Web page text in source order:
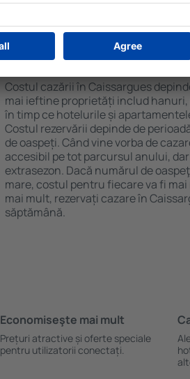
Cât costă cazarea în
Costul cazării în Caissargues
mai ieftine proprietăți includ hanuri,
în timp ce hotelurile și
Costul rezervării depinde de
de oaspeți. Când vine vorba de
accesibil pe tot parcursul anului,
extrasezon. Dacă numărul de
mare, costul pentru fiecare va fi
mai mult, rezervați cazare în
săptămână.
Economiseşte mai mult
Prețuri atractive și oferte speciale
pentru utilizatorii conectați.